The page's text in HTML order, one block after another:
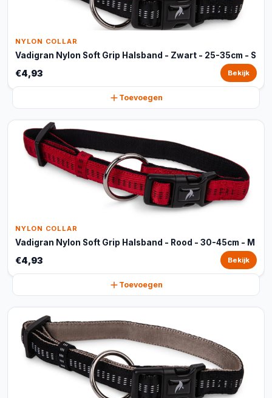
NYLON COLLAR
Vadigran Nylon Soft Grip Halsband - Zwart - 25-35cm - S
€4,93 Bekijk
Toevoegen
NYLON COLLAR
Vadigran Nylon Soft Grip Halsband - Rood - 30-45cm - M
€4,93 Bekijk
Toevoegen